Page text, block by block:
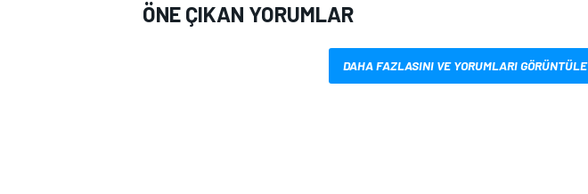
ÖNE ÇIKAN YORUMLAR
DAHA FAZLASINI VE YORUMLARI GÖRÜNTÜLE